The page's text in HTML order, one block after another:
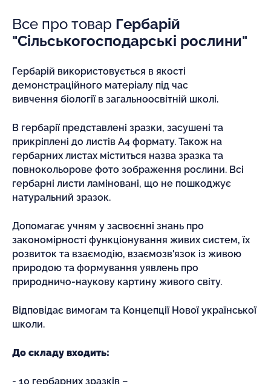
Все про товар Гербарій
"Сільськогосподарські рослини"
Гербарій використовується в якості
демонстраційного матеріалу під час
вивчення біології в загальноосвітній школі.
В гербарії представлені зразки, засушені та
прикріплені до листів А4 формату. Також на
гербарних листах міститься назва зразка та
повнокольорове фото зображення рослини. Всі
гербарні листи ламіновані, що не пошкоджує
натуральний зразок.
Допомагає учням у засвоєнні знань про
закономірності функціонування живих систем, їх
розвиток та взаємодію, взаємозв'язок із живою
природою та формування уявлень про
природничо-наукову картину живого світу.
Відповідає вимогам та Концепції Нової української
школи.
До складу входить:
- 10 гербарних зразків –